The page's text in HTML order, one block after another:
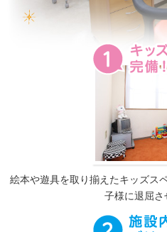
絵本や遊具を取り揃えたキッズス
子様に退屈さ